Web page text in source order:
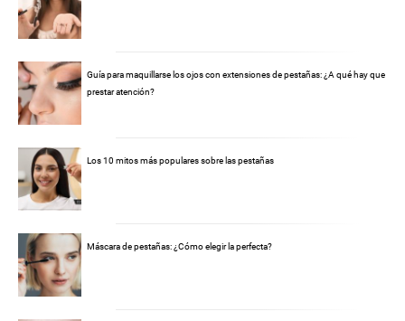
Guía para maquillarse los ojos con extensiones de pestañas: ¿A qué hay que
prestar atención?
Los 10 mitos más populares sobre las pestañas
Máscara de pestañas: ¿Cómo elegir la perfecta?